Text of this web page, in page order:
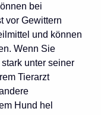
bei
vor Gewittern
und können
Wenn Sie
unter seiner
Tierarzt
Hund hel